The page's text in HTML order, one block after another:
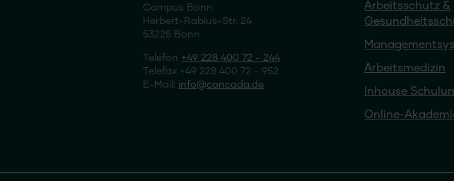
Campus Bonn
Herbert-Rabius-Str. 24
53225 Bonn
Telefon +49 228 400 72 - 244
Telefax +49 228 400 72 - 952
E-Mail: info concada.de
Arbeitsschutz &
Arbeitsmedizin
Inhouse
Online-